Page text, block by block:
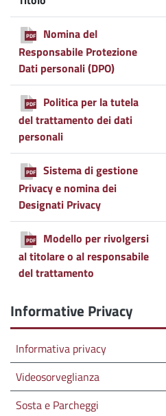
PDF
Nomina del
Responsabile Protezione
Dati personali (DPO)
PDF
Politica per la tutela
del trattamento dei dati
personali
PDF
Sistema di gestione
Privacy e nomina dei
Designati Privacy
PDF
Modello per rivolgersi
al titolare o al responsabile
del trattamento
Informative Privacy
Informativa privacy
Videosorveglianza
Sosta e Parcheggi